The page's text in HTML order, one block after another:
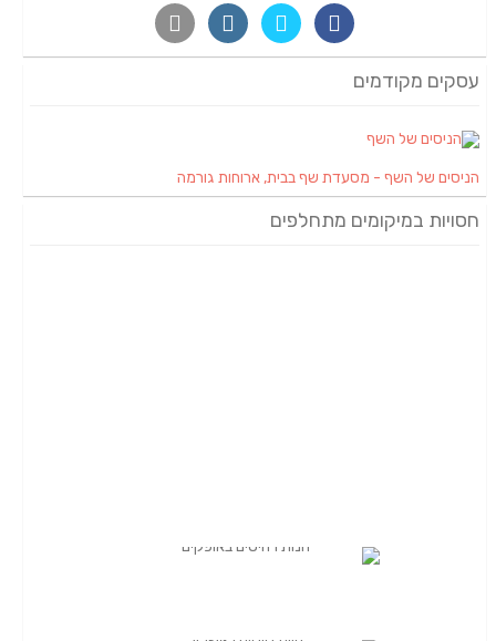
עסקים מקודמים
הניסים של השף - מסעדת שף בבית, ארוחות גורמה
חסויות במיקומים מתחלפים